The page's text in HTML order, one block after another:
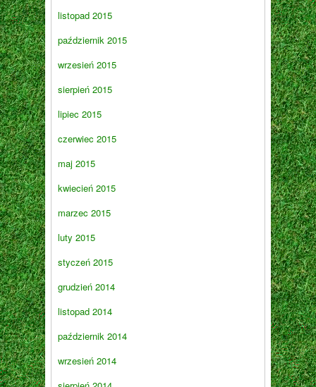
listopad 2015
październik 2015
wrzesień 2015
sierpień 2015
lipiec 2015
czerwiec 2015
maj 2015
kwiecień 2015
marzec 2015
luty 2015
styczeń 2015
grudzień 2014
listopad 2014
październik 2014
wrzesień 2014